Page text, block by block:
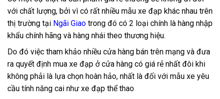
với chất lượng, bởi vì có rất nhiều mẫu xe đạp khác nhau trên
thị trường tại Ngãi Giao trong đó có 2 loại chính là hàng nhập
khẩu chính hãng và hàng nhái theo thương hiệu.
Do đó việc tham khảo nhiều cửa hàng bán trên mạng và đưa
ra quyết định mua xe đạp ở cửa hàng có giá rẻ nhất đôi khi
không phải là lựa chọn hoàn hảo, nhất là đối với mẫu xe yêu
cầu tính năng cai như xe đạp thể thao